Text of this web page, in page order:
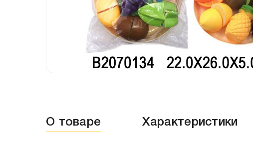
О товаре Характеристики